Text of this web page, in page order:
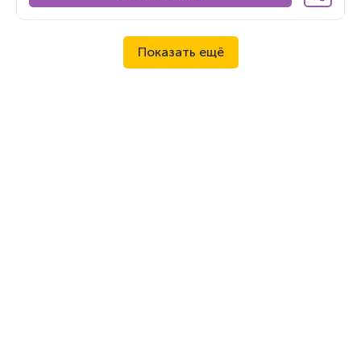
Показать ещё